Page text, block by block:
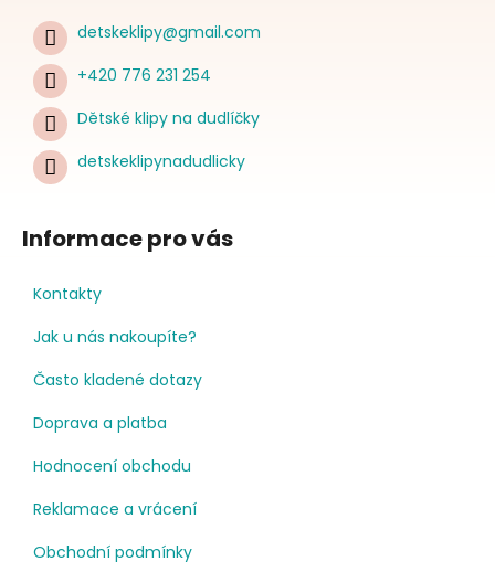
detskeklipy@gmail.com
+420 776 231 254
Dětské klipy na dudlíčky
detskeklipynadudlicky
Informace pro vás
Kontakty
Jak u nás nakoupíte?
Často kladené dotazy
Doprava a platba
Hodnocení obchodu
Reklamace a vrácení
Obchodní podmínky